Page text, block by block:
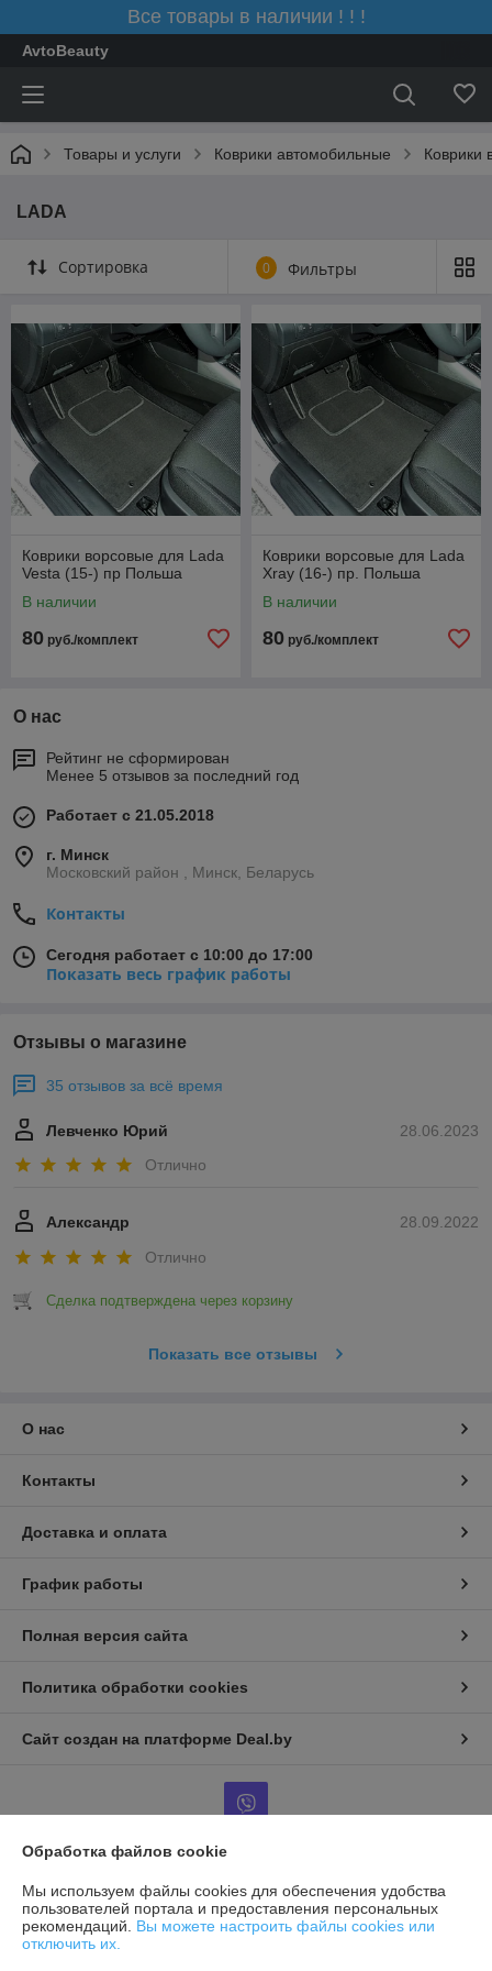
Все товары в наличии ! ! !
AvtoBeauty
Товары и услуги Коврики автомобильные Коврики
LADA
Сортировка 0 Фильтры
Коврики ворсовые для Lada
Vesta (15-) пр Польша
В наличии
80 руб./комплект
Коврики ворсовые для Lada
Xray (16-) пр. Польша
В наличии
80 руб./комплект
О нас
Рейтинг не сформирован
Менее 5 отзывов за последний год
Работает с 21.05.2018
г. Минск
Московский район , Минск, Беларусь
Контакты
Сегодня работает с 10:00 до 17:00
Показать весь график работы
Отзывы о магазине
35 отзывов за всё время
28.06.2023
Левченко Юрий
Отлично
28.09.2022
Александр
Отлично
Сделка подтверждена через корзину
Показать все отзывы
О нас
Контакты
Доставка и оплата
График работы
Полная версия сайта
Политика обработки cookies
Сайт создан на платформе Deal.by
Информация для покупателя
Индивидуальный предприниматель:
ИП Гринчик М.В.
-
Обработка файлов cookie
Мы используем файлы cookies для обеспечения удобства
пользователей портала и предоставления персональных
рекомендаций. Вы можете настроить файлы cookies или
отключить их.